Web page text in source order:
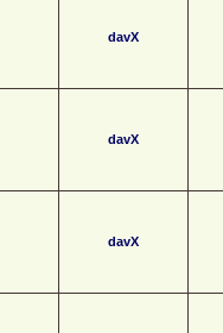
davX
davX
davX